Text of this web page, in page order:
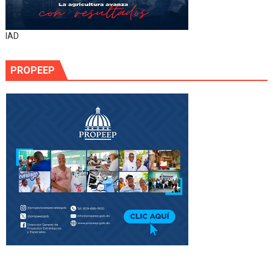
IAD
PROPEEP